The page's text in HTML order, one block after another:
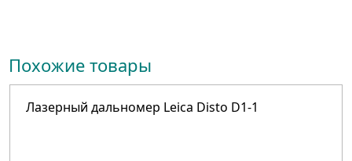
Похожие товары
Лазерный дальномер Leica Disto D1-1